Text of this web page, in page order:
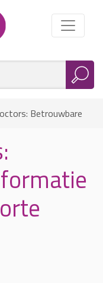
Betrouwbare